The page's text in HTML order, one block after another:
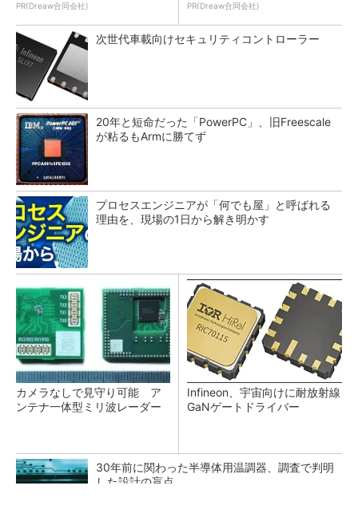
PR(Dreaw合同会社) PR(Dreaw合同会社)
次世代車載向けセキュリティコントローラー
20年と短命だった「PowerPC」、旧Freescale
が粘るもArmに勝てず
プロセスエンジニアが「何でも屋」と呼ばれる
理由を、現場の1日から解き明かす
カメラなしで見守り可能 ア
ンテナ一体型ミリ波レーダー
Infineon、宇宙向けに耐放射線
GaNゲートドライバー
30年前に関わった半導体用温調器、調査で判明
した設計の盲点